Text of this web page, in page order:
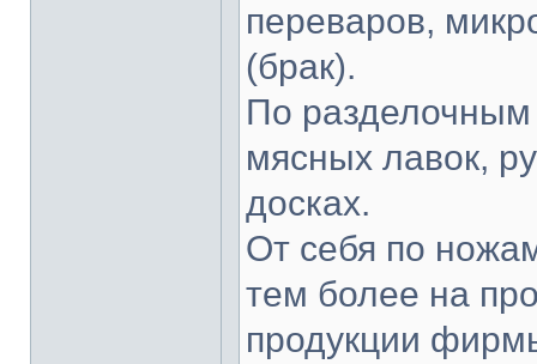
переваров,
(брак).
По разделочным
мясных лавок,
досках.
От себя по
тем более на
продукции